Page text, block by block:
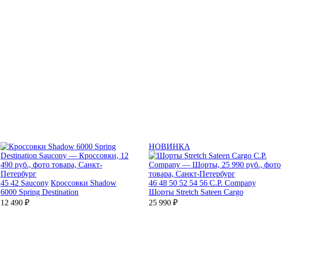
45 42 Saucony Кроссовки Shadow
6000 Spring Destination
12 490 ₽
НОВИНКА
46 48 50 52 54 56 C.P. Company
Шорты Stretch Sateen Cargo
25 990 ₽